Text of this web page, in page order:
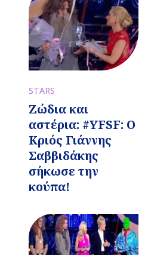
STARS
Ζώδια και
αστέρια: #YFSF: Ο
Κριός Γιάννης
Σαββιδάκης
σήκωσε την
κούπα!